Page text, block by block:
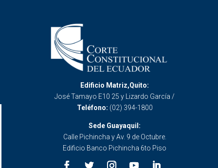
Edificio Matriz,Quito:
José Tamayo E10 25 y Lizardo García /
Teléfono: (02) 394-1800
Sede Guayaquil:
Calle Pichincha y Av. 9 de Octubre.
Edificio Banco Pichincha 6to Piso